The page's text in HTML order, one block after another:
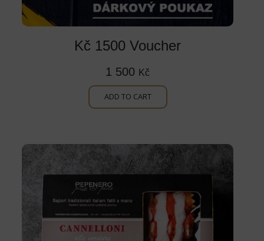
Kč 1500 Voucher
1 500 Kč
ADD TO CART